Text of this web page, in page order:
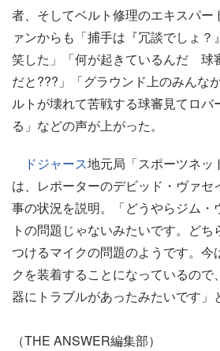
者、そしてベルト修理のエキスパー
ァンからも「捕手は『冗談でしょ
笑した」「何が起きているんだ 球
だと???」「グラウンド上のみんな
ルトが壊れて苦戦する球審見てロバ
る」などの声が上がった。
ドジャース地元局「スポーツネッ
は、レポーターのデビッド・ヴァセ
事の状況を説明。「どうやらジム・
トの問題じゃないみたいです。ど
つけるマイクの問題のようです。今
クを装着することになっているの
器にトラブルがあったみたいです」
（THE ANSWER編集部）